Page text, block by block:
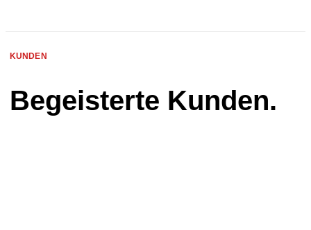
KUNDEN
Begeisterte Kunden.